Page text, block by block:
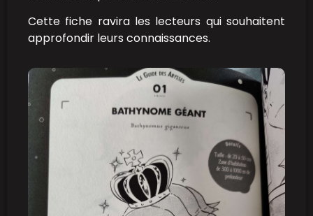
Cette fiche ravira les lecteurs qui souhaitent
approfondir leurs connaissances.